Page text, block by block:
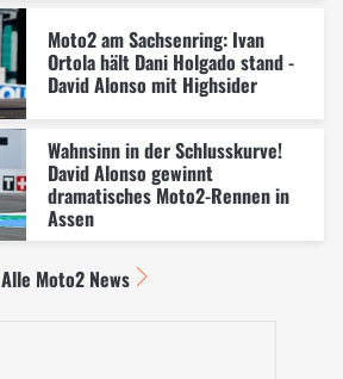
Moto2 am Sachsenring: Ivan
Ortola hält Dani Holgado stand -
David Alonso mit Highsider
Wahnsinn in der Schlusskurve!
David Alonso gewinnt
dramatisches Moto2-Rennen in
Assen
Alle Moto2 News